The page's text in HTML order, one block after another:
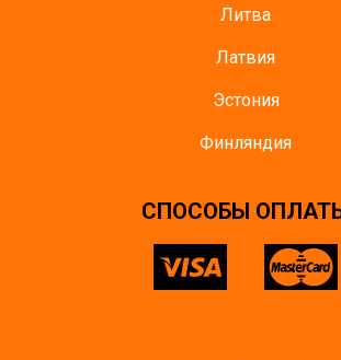
Литва
Латвия
Эстония
Финляндия
CПОСОБЫ